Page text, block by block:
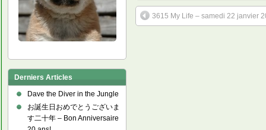
3615 My Life – samedi 22 janvier
Derniers Articles
Dave the Diver in the Jungle
お誕生日おめでとうございま
す二十年 – Bon Anniversaire